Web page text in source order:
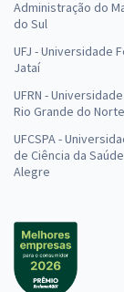
Administração do
do Sul
UFJ - Universidade
Jataí
UFRN -
Rio Grande do Norte
UFCSPA -
de Ciência da
Alegre